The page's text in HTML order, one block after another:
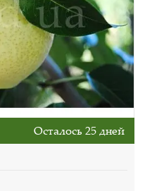
Осталось 25 дней